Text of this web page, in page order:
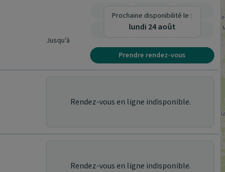
Jusqu'à
-
Prochaine disponibilité le :
lundi 24 août
Prendre rendez-vous
Rendez-vous en ligne indisponible.
Rendez-vous en ligne indisponible.